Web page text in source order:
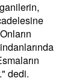
dedi.